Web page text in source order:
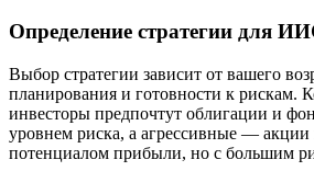
Определение стратегии для
Выбор стратегии зависит от вашего
планирования и готовности к рискам.
инвесторы предпочтут облигации и
уровнем риска, а агрессивные —
потенциалом прибыли, но с большим